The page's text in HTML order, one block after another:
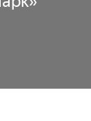
в отделе